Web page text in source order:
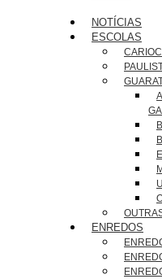
NOTÍCIAS
ESCOLAS
ENREDOS